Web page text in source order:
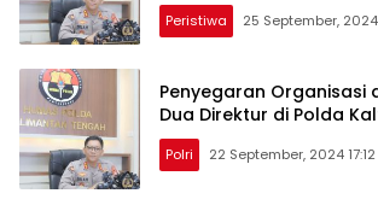
Peristiwa 25 September,
Penyegaran Organisasi
Dua Direktur di Polda
Polri 22 September, 2024 17:12